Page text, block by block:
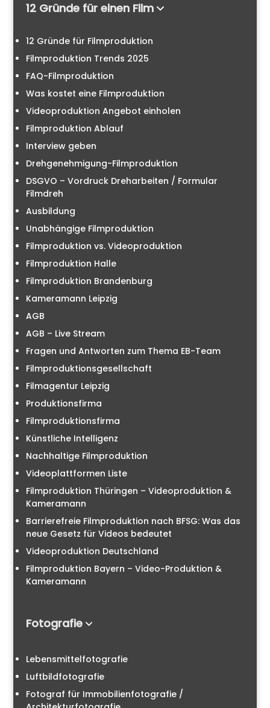
12 Gründe für einen Film
12 Gründe für Filmproduktion
Filmproduktion Trends 2025
FAQ-Filmproduktion
Was kostet eine Filmproduktion
Videoproduktion Angebot einholen
Filmproduktion Ablauf
Interview geben
Drehgenehmigung-Filmproduktion
DSGVO – Vordruck Dreharbeiten / Formular
Filmdreh
Ausbildung
Unabhängige Filmproduktion
Filmproduktion vs. Videoproduktion
Filmproduktion Halle
Filmproduktion Brandenburg
Kameramann Leipzig
AGB
AGB – Live Stream
Fragen und Antworten zum Thema EB-Team
Filmproduktionsgesellschaft
Filmagentur Leipzig
Produktionsfirma
Filmproduktionsfirma
Künstliche Intelligenz
Nachhaltige Filmproduktion
Videoplattformen Liste
Filmproduktion Thüringen – Videoproduktion &
Kameramann
Barrierefreie Filmproduktion nach BFSG: Was das
neue Gesetz für Videos bedeutet
Videoproduktion Deutschland
Filmproduktion Bayern – Video-Produktion &
Kameramann
Fotografie
Lebensmittelfotografie
Luftbildfotografie
Fotograf für Immobilienfotografie /